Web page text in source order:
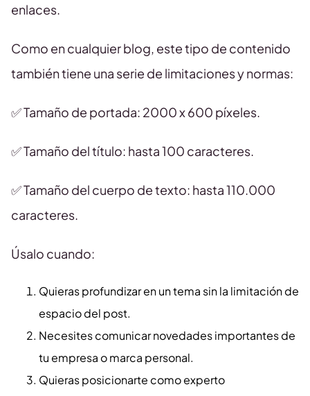
enlaces.
Como en cualquier blog, este tipo de contenido
también tiene una serie de limitaciones y normas:
✅ Tamaño de portada: 2000 x 600 píxeles.
✅ Tamaño del título: hasta 100 caracteres.
✅ Tamaño del cuerpo de texto: hasta 110.000
caracteres.
Úsalo cuando:
Quieras profundizar en un tema sin la limitación de
espacio del post.
Necesites comunicar novedades importantes de
tu empresa o marca personal.
Quieras posicionarte como experto